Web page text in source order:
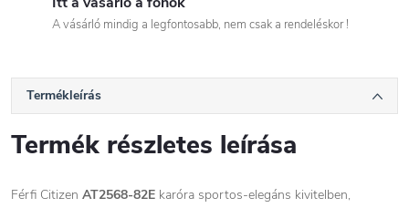
A vásárló mindig a legfontosabb, nem csak a rendeléskor !
Termékleírás
Termék részletes leírása
Férfi Citizen AT2568-82E karóra sportos-elegáns kivitelben,